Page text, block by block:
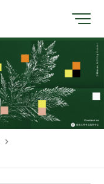
navigate_next